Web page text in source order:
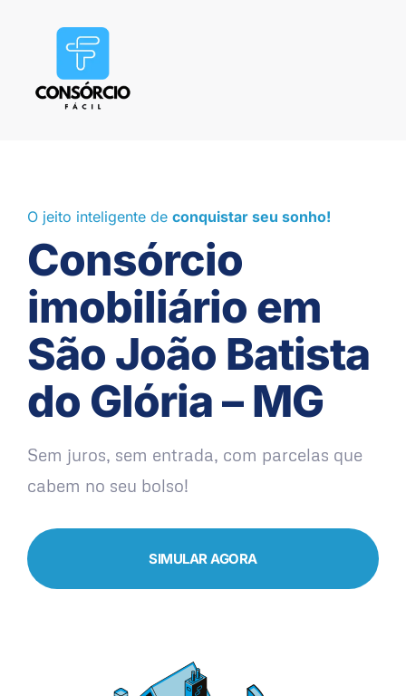
O jeito inteligente de conquistar seu sonho!
Consórcio
imobiliário em
São João Batista
do Glória – MG
Sem juros, sem entrada, com parcelas que
cabem no seu bolso!
SIMULAR AGORA